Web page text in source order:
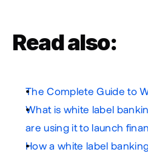
Read also:
The Complete Guide to
What is white label
are using it to launch
How a white label